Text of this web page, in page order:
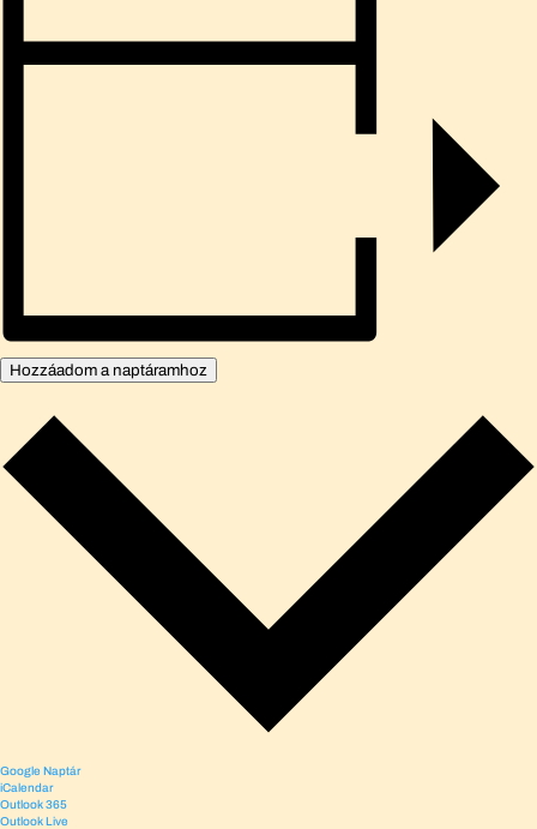
Hozzáadom a naptáramhoz
Google Naptár
iCalendar
Outlook 365
Outlook Live